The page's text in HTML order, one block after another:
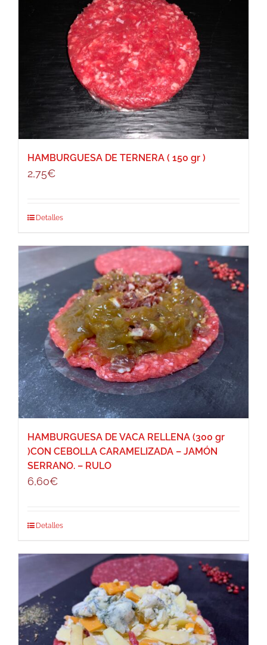
HAMBURGUESA DE TERNERA ( 150 gr )
2,75€
Detalles
HAMBURGUESA DE VACA RELLENA (300 gr
)CON CEBOLLA CARAMELIZADA – JAMÓN
SERRANO. – RULO
6,60€
Detalles